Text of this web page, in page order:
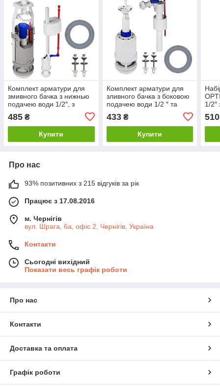
Комплект арматури для
змивного бачка з нижнью
подачею води 1/2″, з
АБк-12
485 ₴
Купити
Комплект арматури для
зливного бачка з боковою
подачею води 1/2 ″ та
АБу-20
433₴
Купити
1/
1110
510
Про нас
93% позитивних з 215 відгуків за рік
Працює з 17.08.2016
м. Чернігів
вул. Шрага, 6а, офіс 2, Чернігів, Україна
Контакти
Сьогодні вихідний
Показати весь графік роботи
Про нас
Контакти
Доставка та оплата
Графік роботи